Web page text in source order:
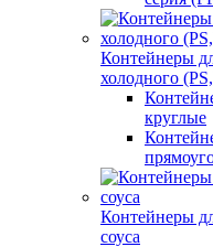
Контейнеры
холодного
круглые
Контейнеры
соуса